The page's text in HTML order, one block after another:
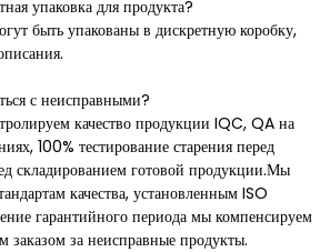
упаковка для продукта?
быть упакованы в дискретную коробку,
с неисправными?
качество продукции IQC, QA на
100% тестирование старения перед
складированием готовой продукции.Мы
качества, установленным ISO
гарантийного периода мы компенсируем
за неисправные продукты.